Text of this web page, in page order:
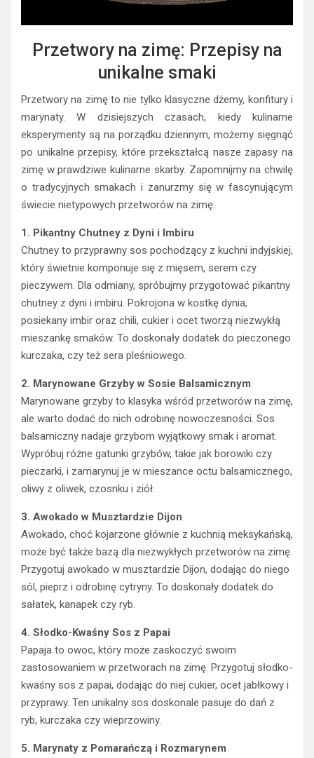
Przetwory na zimę: Przepisy na
unikalne smaki
Przetwory na zimę to nie tylko klasyczne dżemy, konfitury i
marynaty. W dzisiejszych czasach, kiedy kulinarne
eksperymenty są na porządku dziennym, możemy sięgnąć
po unikalne przepisy, które przekształcą nasze zapasy na
zimę w prawdziwe kulinarne skarby. Zapomnijmy na chwilę
o tradycyjnych smakach i zanurzmy się w fascynującym
świecie nietypowych przetworów na zimę.
1. Pikantny Chutney z Dyni i Imbiru
Chutney to przyprawny sos pochodzący z kuchni indyjskiej,
który świetnie komponuje się z mięsem, serem czy
pieczywem. Dla odmiany, spróbujmy przygotować pikantny
chutney z dyni i imbiru. Pokrojona w kostkę dynia,
posiekany imbir oraz chili, cukier i ocet tworzą niezwykłą
mieszankę smaków. To doskonały dodatek do pieczonego
kurczaka, czy też sera pleśniowego.
2. Marynowane Grzyby w Sosie Balsamicznym
Marynowane grzyby to klasyka wśród przetworów na zimę,
ale warto dodać do nich odrobinę nowoczesności. Sos
balsamiczny nadaje grzybom wyjątkowy smak i aromat.
Wypróbuj różne gatunki grzybów, takie jak borowiki czy
pieczarki, i zamarynuj je w mieszance octu balsamicznego,
oliwy z oliwek, czosnku i ziół.
3. Awokado w Musztardzie Dijon
Awokado, choć kojarzone głównie z kuchnią meksykańską,
może być także bazą dla niezwykłych przetworów na zimę.
Przygotuj awokado w musztardzie Dijon, dodając do niego
sól, pieprz i odrobinę cytryny. To doskonały dodatek do
sałatek, kanapek czy ryb.
4. Słodko-Kwaśny Sos z Papai
Papaja to owoc, który może zaskoczyć swoim
zastosowaniem w przetworach na zimę. Przygotuj słodko-
kwaśny sos z papai, dodając do niej cukier, ocet jabłkowy i
przyprawy. Ten unikalny sos doskonale pasuje do dań z
ryb, kurczaka czy wieprzowiny.
5. Marynaty z Pomarańczą i Rozmarynem